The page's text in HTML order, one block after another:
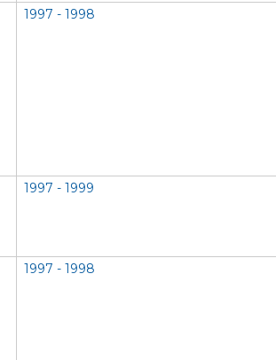
1997 - 1998
1997 - 1999
1997 - 1998